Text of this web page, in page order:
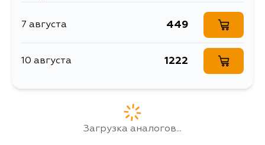
13 августа 449
14 августа 449
449
7 августа 449
10 августа 1222
Загрузка аналогов...